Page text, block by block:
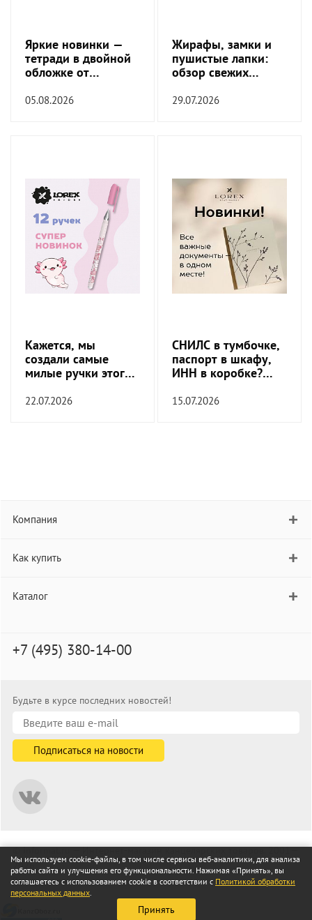
Яркие новинки —
тетради в двойной
обложке от
05.08.2026
Жирафы, замки и
пушистые лапки:
обзор свежих
29.07.2026
Кажется, мы
создали самые
милые ручки этого
22.07.2026
СНИЛС в тумбочке,
паспорт в шкафу,
ИНН в коробке?
прекратить!
15.07.2026
Компания
Как купить
Каталог
+7 (495) 380-14-00
Будьте в курсе последних новостей!
© informat.ru — Интернет-магазин канцелярских товаров. 2001—
2026
Все права защищены
Мы используем cookie-файлы, в том числе сервисы веб-аналитики, для анализа
работы сайта и улучшения его функциональности. Нажимая «Принять», вы
соглашаетесь с использованием cookie в соответствии с Политикой обработки
персональных данных.
Принять